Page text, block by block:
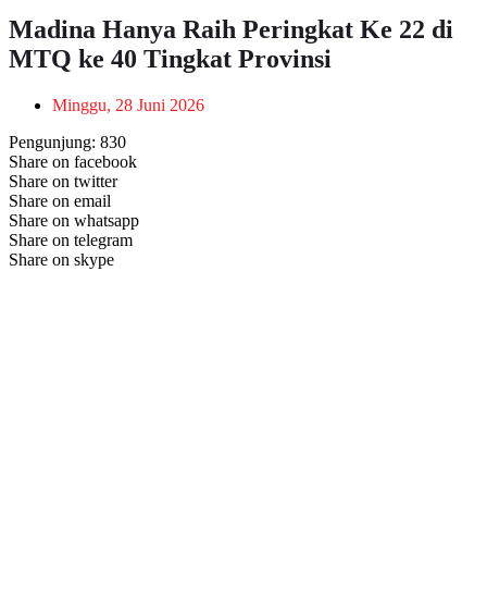
Madina Hanya Raih Peringkat Ke 22 di
MTQ ke 40 Tingkat Provinsi
Minggu, 28 Juni 2026
Pengunjung: 830
Share on facebook
Share on twitter
Share on email
Share on whatsapp
Share on telegram
Share on skype